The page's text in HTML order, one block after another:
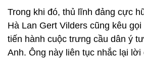
Trong khi đó, thủ lĩnh đảng cực
Hà Lan Gert Vilders cũng kêu
tiến hành cuộc trưng cầu dân ý
Anh. Ông này liên tục nhắc lại